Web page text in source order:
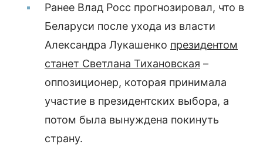
Ранее Влад Росс прогнозировал, что в
Беларуси после ухода из власти
Александра Лукашенко президентом
станет Светлана Тихановская –
оппозиционер, которая принимала
участие в президентских выбора, а
потом была вынуждена покинуть
страну.